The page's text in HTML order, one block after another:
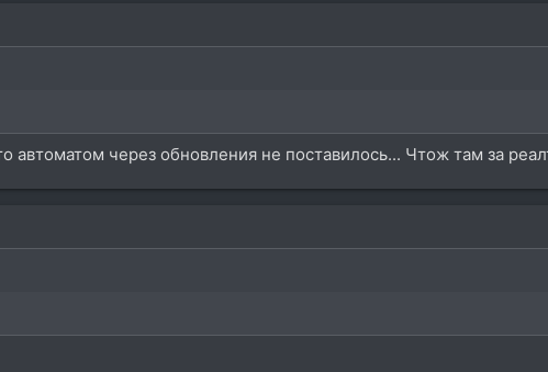
автоматом через обновления не поставилось... Чтож там за